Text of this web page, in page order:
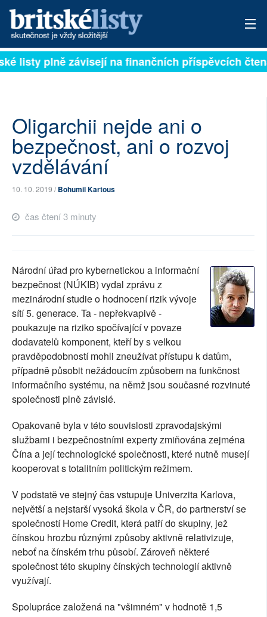
PŘIHLÁSIT
ARCHIV
ROZHOVORY
TÉMATA
SOCIÁLNÍ SÍTĚ
RUBRIKY
PLNÁ VERZE STRÁNEK
listy plně závisejí na finančních příspěvcích
Oligarchii nejde ani o
bezpečnost, ani o rozvoj
vzdělávání
10. 10. 2019 /Bohumil Kartous
čas čtení 3 minuty
Národní úřad pro kybernetickou a informační
bezpečnost (NÚKIB) vydal zprávu z
mezinárodní studie o hodnocení rizik vývoje
sítí 5. generace. Ta - nepřekvapivě -
poukazuje na riziko spočívající v povaze
dodavatelů komponent, kteří by s velkou
pravděpodobností mohli zneužívat přístupu k datům,
případně působit nežádoucím způsobem na funkčnost
informačního systému, na němž jsou současné rozvinuté
společnosti plně závislé.
Opakovaně byla v této souvislosti zpravodajskými
službami i bezpečnostními experty zmiňována zejména
Čína a její technologické společnosti, které nutně musejí
kooperovat s totalitním politickým režimem.
V podstatě ve stejný čas vstupuje Univerzita Karlova,
největší a nejstarší vysoká škola v ČR, do partnerství se
společností Home Credit, která patří do skupiny, jež
čínskou hrozbu různými způsoby aktivně relativizuje,
neboť na čínském trhu působí. Zároveň některé
společnost této skupiny čínských technologií aktivně
využívají.
Spolupráce založená na "všimném" v hodnotě 1,5